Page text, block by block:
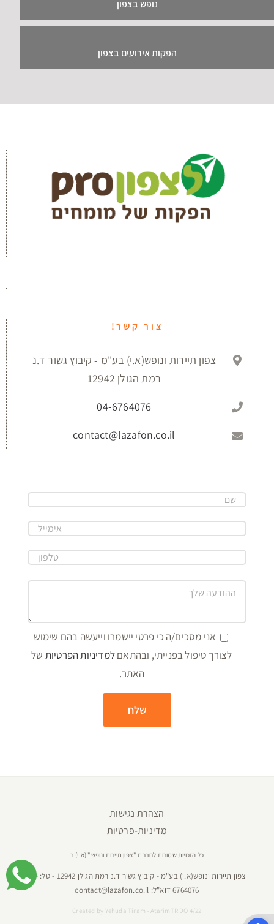
נופש בצפון
הפקות אירועים בצפון
צור קשר!
צפון תיירות ונופש(א.י) בע"מ - קיבוץ גשור ד.נ
רמת הגולן 12942
04-6764076
contact@lazafon.co.il
אני מסכים/ה כי פרטי יישמרו וייעשה בהם שימוש
לצורך טיפול בפנייתי, ובהתאםלמדיניות הפרטיות של
האתר.
הצהרת נגישות
מדיניות-פרטיות
כל הזכויות שמורות לחברת "צפון תיירות ונופש" (א.י) ב
צפון תיירות ונופש(א.י) בע"מ - קיבוץ גשור ד.נ רמת הגולן 12942 - טל:
04-
6764076דוא"ל: contact@lazafon.co.il
Created by Yehuda Tiram - AtarimTR DO 4/22